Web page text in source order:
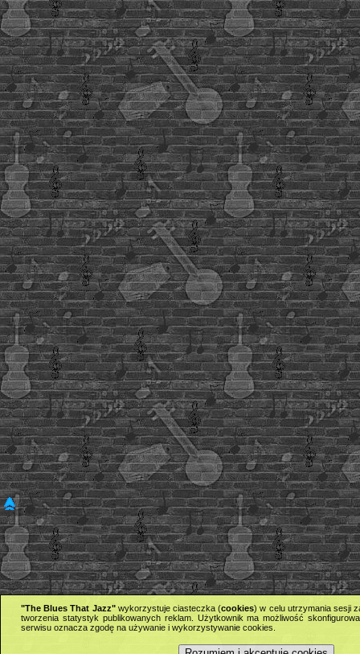
"The Blues That Jazz"wykorzystuje ciasteczka (cookies) w celu utrzymania sesji
tworzenia statystyk publikowanych reklam. Użytkownik ma możliwość
serwisu oznacza zgodę na używanie i wykorzystywanie cookies.